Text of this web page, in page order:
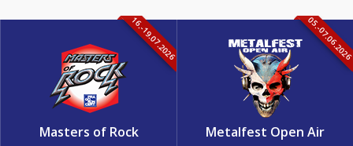
16.-19.07.2026
Masters of Rock
05.-
Metalfest Open Air